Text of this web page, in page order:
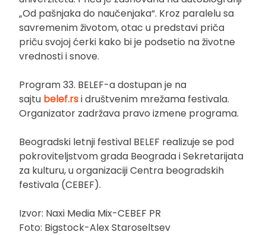
„Od pašnjaka do naučenjaka“. Kroz paralelu sa
savremenim životom, otac u predstavi priča
priču svojoj ćerki kako bi je podsetio na životne
vrednosti i snove.
Program 33. BELEF-a dostupan je na
sajtu belef.rsi društvenim mrežama festivala.
Organizator zadržava pravo izmene programa.
Beogradski letnji festival BELEF realizuje se pod
pokroviteljstvom grada Beograda i Sekretarijata
za kulturu, u organizaciji Centra beogradskih
festivala (CEBEF).
Izvor: Naxi Media Mix-CEBEF PR
Foto: Bigstock-Alex Staroseltsev